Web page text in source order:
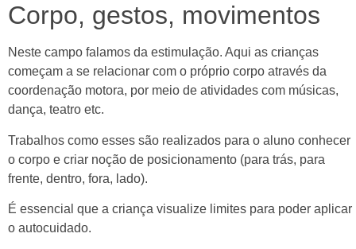
Corpo, gestos, movimentos
Neste campo falamos da estimulação. Aqui as crianças
começam a se relacionar com o próprio corpo através da
coordenação motora, por meio de atividades com músicas,
dança, teatro etc.
Trabalhos como esses são realizados para o aluno conhecer
o corpo e criar noção de posicionamento (para trás, para
frente, dentro, fora, lado).
É essencial que a criança visualize limites para poder aplicar
o autocuidado.